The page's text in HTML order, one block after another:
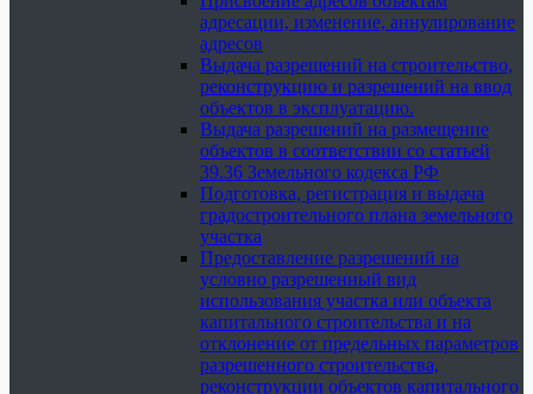
адресации, изменение, аннулирование
адресов
Выдача разрешений на строительство,
реконструкцию и разрешений на ввод
объектов в эксплуатацию.
Выдача разрешений на размещение
объектов в соответствии со статьей
39.36 Земельного кодекса РФ
Подготовка, регистрация и выдача
градостроительного плана земельного
участка
Предоставление разрешений на
условно разрешенный вид
использования участка или объекта
капитального строительства и на
отклонение от предельных параметров
разрешенного строительства,
реконструкции объектов капитального